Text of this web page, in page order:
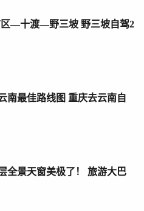
区—十渡—野三坡 野三坡自驾2
南最佳路线图 重庆去云南自
全景天窗美极了！ 旅游大巴